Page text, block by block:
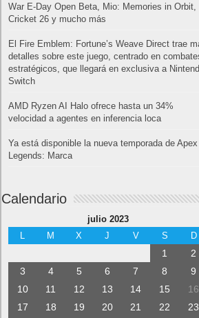
War E-Day Open Beta, Mio: Memories in Orbit,
Cricket 26 y mucho más
El Fire Emblem: Fortune’s Weave Direct trae
detalles sobre este juego, centrado en
estratégicos, que llegará en exclusiva a
Switch
AMD Ryzen AI Halo ofrece hasta un 34%
velocidad a agentes en inferencia loca
Ya está disponible la nueva temporada de Apex
Legends: Marca
Calendario
julio 2023
M X J V S D
1
2
3
4 5 6 7 8
9
10
11 12 13 14 15
16
17
18 19 20 21 22
23